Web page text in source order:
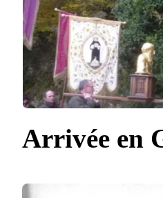
LE
SAINT
ÉTAIT
UNE
DE
HÉROS
Arrivée en